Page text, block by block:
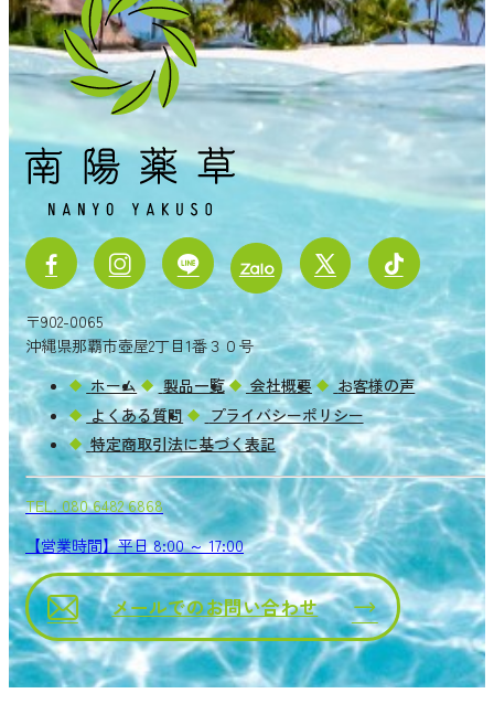
〒902-0065
沖縄県那覇市壺屋2丁目1番３０号
ホーム
製品一覧 会社概要
お客様の声
よくある質問
プライバシーポリシー
特定商取引法に基づく表記
TEL.080 6482 6868
【営業時間】平日 8:00 ～ 17:00
メールでのお問い合わせ
Copyright ® 2026 NANYO YAKUSO.All rights reserved.